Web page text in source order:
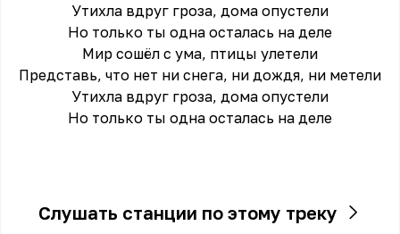
Утихла вдруг гроза, дома опустели
Но только ты одна осталась на деле
Мир сошёл с ума, птицы улетели
Представь, что нет ни снега, ни дождя, ни метели
Утихла вдруг гроза, дома опустели
Но только ты одна осталась на деле
Слушать станции по этому треку